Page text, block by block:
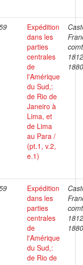
Expédition
dans les
parties
centrales
de
l'Amérique
du Sud,:
de Rio de
Janeiro à
Lima, et
de Lima
au Para /
(pt.1, v.2,
e.1)
1880
Expédition
dans les
parties
centrales
de
l'Amérique
du Sud,:
de Rio de
1880